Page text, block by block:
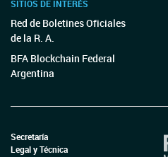
SITIOS DE INTERÉS
Red de Boletines Oficiales
de la R. A.
BFA Blockchain Federal
Argentina
Secretaría
Legal y Técnica